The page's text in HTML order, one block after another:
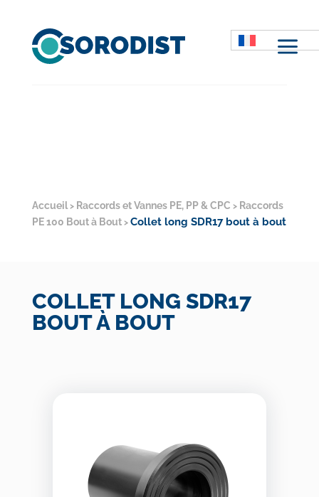
M
Accueil> Raccords et Vannes PE, PP & CPC > Raccords
PE 100 Bout à Bout> Collet long SDR17 bout à bout
COLLET LONG SDR17
BOUT À BOUT